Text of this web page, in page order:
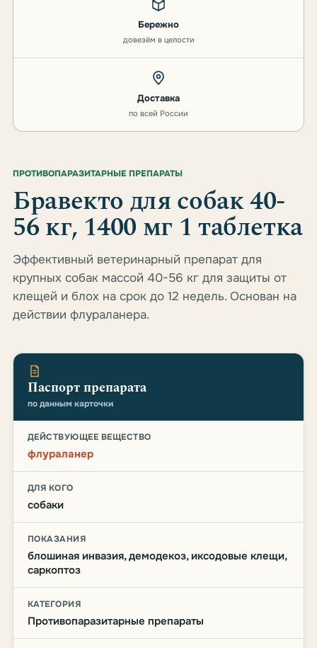
Бережно
довезём в целости
Доставка
по всей России
ПРОТИВОПАРАЗИТАРНЫЕ ПРЕПАРАТЫ
Бравекто для собак 40-
56 кг, 1400 мг 1 таблетка
Эффективный ветеринарный препарат для
крупных собак массой 40-56 кг для защиты от
клещей и блох на срок до 12 недель. Основан на
действии флураланера.
Паспорт препарата
по данным карточки
ДЕЙСТВУЮЩЕЕ ВЕЩЕСТВО
флураланер
ДЛЯ КОГО
собаки
ПОКАЗАНИЯ
блошиная инвазия, демодекоз, иксодовые клещи,
саркоптоз
КАТЕГОРИЯ
Противопаразитарные препараты